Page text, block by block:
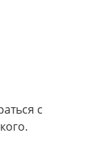
с